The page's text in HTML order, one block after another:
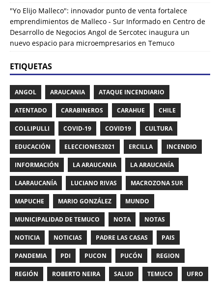
"Yo Elijo Malleco": innovador punto de venta fortalece
emprendimientos de Malleco - Sur Informado en Centro de
Desarrollo de Negocios Angol de Sercotec inaugura un
nuevo espacio para microempresarios en Temuco
ETIQUETAS
ANGOL ARAUCANIA ATAQUE INCENDIARIO
ATENTADO CARABINEROS CARAHUE CHILE
COLLIPULLI COVID-19 COVID19 CULTURA
EDUCACIÓN ELECCIONES2021 ERCILLA INCENDIO
INFORMACIÓN LA ARAUCANIA LA ARAUCANÍA
LAARAUCANÍA LUCIANO RIVAS MACROZONA SUR
MAPUCHE MARIO GONZÁLEZ MUNDO
MUNICIPALIDAD DE TEMUCO NOTA NOTAS
NOTICIA NOTICIAS PADRE LAS CASAS PAIS
PANDEMIA PDI PUCON PUCÓN REGION
REGIÓN ROBERTO NEIRA SALUD TEMUCO UFRO